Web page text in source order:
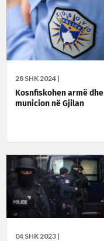
28 SHK 2024 |
Kosnfiskohen armë dhe
municion në Gjilan
04 SHK 2023 |